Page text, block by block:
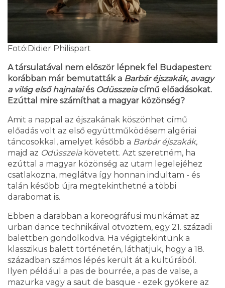
Fotó:Didier Philispart
A társulatával nem először lépnek fel Budapesten:
korábban már bemutatták a Barbár éjszakák, avagy
a világ első hajnalaiés Odüsszeiacímű előadásokat.
Ezúttal mire számíthat a magyar közönség?
Amit a nappal az éjszakának köszönhet című
előadás volt az első együttműködésem algériai
táncosokkal, amelyet később a Barbár éjszakák,
majd az Odüsszeiakövetett. Azt szeretném, ha
ezúttal a magyar közönség az utam legelejéhez
csatlakozna, meglátva így honnan indultam - és
talán később újra megtekinthetné a többi
darabomat is.
Ebben a darabban a koreográfusi munkámat az
urban dance technikáival ötvöztem, egy 21. századi
balettben gondolkodva. Ha végigtekintünk a
klasszikus balett történetén, láthatjuk, hogy a 18.
században számos lépés került át a kultúrából.
Ilyen például a pas de bourrée, a pas de valse, a
mazurka vagy a saut de basque - ezek gyökere az